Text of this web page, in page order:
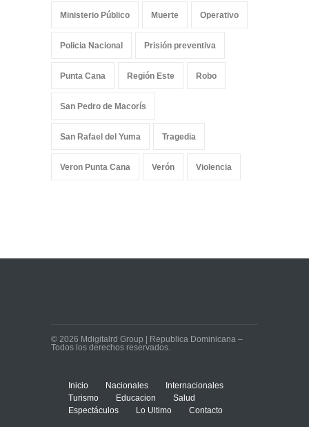
Ministerio Público Muerte Operativo
Policia Nacional Prisión preventiva
Punta Cana Región Este Robo
San Pedro de Macorís
San Rafael del Yuma Tragedia
Veron Punta Cana Verón Violencia
© 2026 Mdigitalrd Group | Republica Dominicana –
Todos los derechos reservados.
Inicio Nacionales
Internacionales
Turismo
Educacion
Salud
Espectáculos
Lo Ultimo Contacto